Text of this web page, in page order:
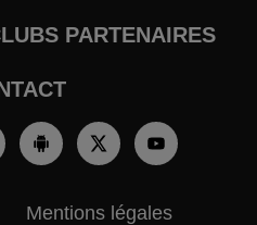
PARTENAIRES
Mentions légales